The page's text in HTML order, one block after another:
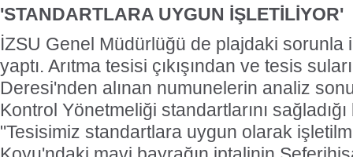
'STANDARTLARA UYGUN İŞLETİLİYOR'
İZSU Genel Müdürlüğü de plajdaki sorunla
yaptı. Arıtma tesisi çıkışından ve tesis
Deresi'nden alınan numunelerin analiz
Kontrol Yönetmeliği standartlarını
"Tesisimiz standartlara uygun olarak